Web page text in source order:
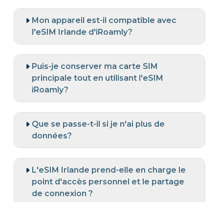
Mon appareil est-il compatible avec
l'eSIM Irlande d'iRoamly?
Puis-je conserver ma carte SIM
principale tout en utilisant l'eSIM
iRoamly?
Que se passe-t-il si je n'ai plus de
données?
L'eSIM Irlande prend-elle en charge le
point d'accès personnel et le partage
de connexion ?